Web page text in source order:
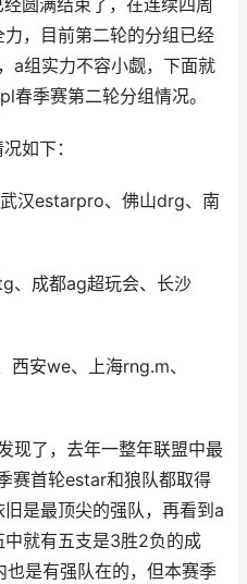
圆满结束了，在连续四周
，目前第二轮的分组已经
a组实力不容小觑，下面就
季赛第二轮分组情况。
如下：
汉estarpro、佛山drg、南
、成都ag超玩会、长沙
安we、上海rng.m、
现了，去年一整年联盟中最
赛首轮estar和狼队都取得
是最顶尖的强队，再看到a
就有五支是3胜2负的成
是有强队在的，但本赛季